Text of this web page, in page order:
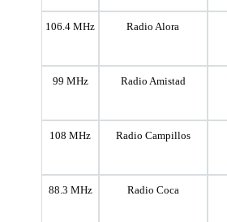
106.4 MHz Radio Alora
99 MHz Radio Amistad
108 MHz Radio Campillos
88.3 MHz Radio Coca